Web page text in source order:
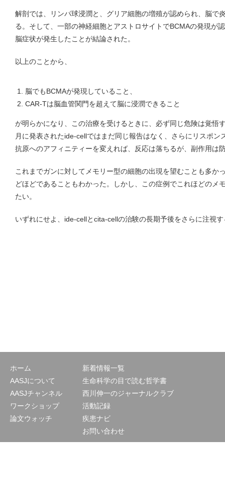
解剖では、リンパ球浸潤と、グリア細胞の増殖が認められ、脳で
る。そして、一部の神経細胞とアストロサイトでBCMAの発現が
脳症状が発生したことが結論された。
以上のことから、
脳でもBCMAが発現していること、
CAR-Tは脳血管関門を超えて脳に浸潤できること
が明らかになり、この治療を受けるときに、必ず同じ危険は覚悟
月に発表されたide-cellではまだ同じ報告はなく、さらにリスポン
抗原へのアフィニティーを変えれば、反応は落ちるが、副作用は
これまでガンに対してメモリー型の細胞の出現を望むことも多か
どほどであることもわかった。しかし、この症例でこれほどのメ
たい。
いずれにせよ、ide-cellとcita-cellの治験の長期予後をさらに注視
ホーム
AASJについて
AASJチャンネル
ワークショップ
論文ウォッチ
新着情報一覧
生命科学の目で読む哲学書
西川伸一のジャーナルクラブ
活動記録
疾患ナビ
お問い合わせ